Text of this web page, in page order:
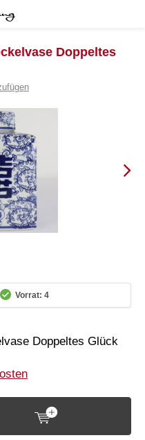
Doppeltes
Vorrat: 4
Doppeltes Glück